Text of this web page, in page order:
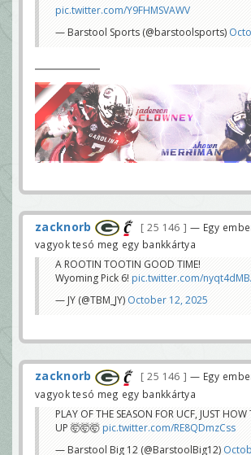
pic.twitter.com/Y9FHMSVAWV
— Barstool Sports (@barstoolsports)
zacknorb 25 146
— Egy
vagyok tesó meg egy bankkártya
A ROOTIN TOOTIN GOOD TIME!
Wyoming Pick 6! pic.twitter.com/
— JY (@TBM_JY) October 12, 2025
zacknorb 25 146
— Egy
vagyok tesó meg egy bankkártya
PLAY OF THE SEASON FOR UCF, JUST HOW
UP 🤯🤯🤯pic.twitter.com/RE8QDmzCss
— Barstool Big 12 (@BarstoolBig12)